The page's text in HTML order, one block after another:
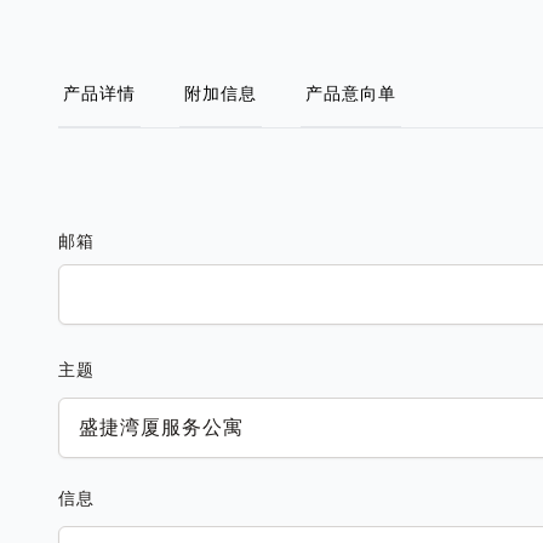
产品详情 附加信息 产品意向单
邮箱
主题
信息